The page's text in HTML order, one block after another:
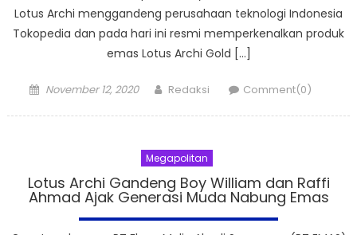
Lotus Archi menggandeng perusahaan teknologi Indonesia
Tokopedia dan pada hari ini resmi memperkenalkan produk
emas Lotus Archi Gold […]
Posted
November 12, 2020 Author
Redaksi Comment(0)
Megapolitan
Lotus Archi Gandeng Boy William dan Raffi
Ahmad Ajak Generasi Muda Nabung Emas